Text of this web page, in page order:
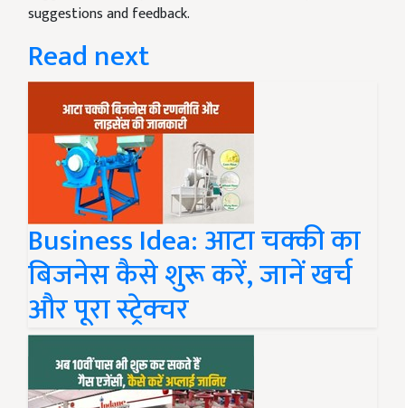
suggestions and feedback.
Read next
Business Idea: आटा चक्की का
बिजनेस कैसे शुरू करें, जानें खर्च
और पूरा स्ट्रेक्चर